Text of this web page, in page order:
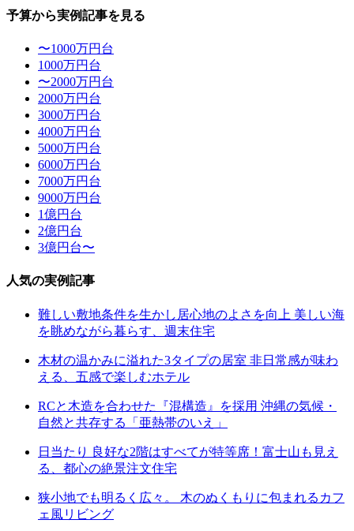
予算から実例記事を見る
〜1000万円台
1000万円台
〜2000万円台
2000万円台
3000万円台
4000万円台
5000万円台
6000万円台
7000万円台
9000万円台
1億円台
2億円台
3億円台〜
人気の実例記事
難しい敷地条件を生かし居心地のよさを向上 美しい海
を眺めながら暮らす、週末住宅
木材の温かみに溢れた3タイプの居室 非日常感が味わ
える、五感で楽しむホテル
RCと木造を合わせた『混構造』を採用 沖縄の気候・
自然と共存する「亜熱帯のいえ」
日当たり 良好な2階はすべてが特等席！富士山も見え
る、都心の絶景注文住宅
狭小地でも明るく広々。 木のぬくもりに包まれるカフ
ェ風リビング